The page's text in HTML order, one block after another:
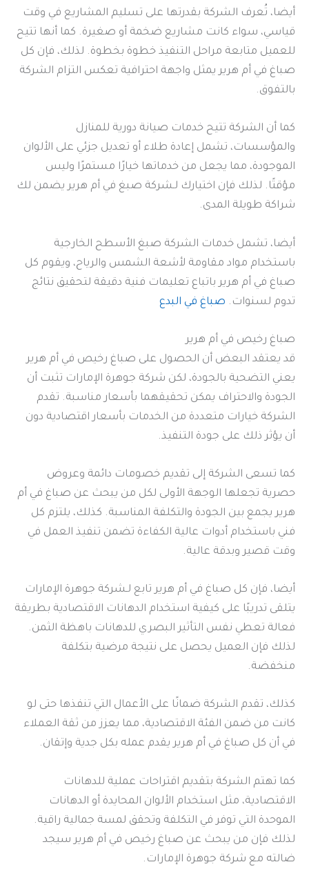
أيضا، تُعرف الشركة بقدرتها على تسليم المشاريع في وقت
قياسي، سواء كانت مشاريع ضخمة أو صغيرة. كما أنها تتيح
للعميل متابعة مراحل التنفيذ خطوة بخطوة. لذلك، فإن كل
صباغ في أم هرير يمثل واجهة احترافية تعكس التزام الشركة
بالتفوق.
كما أن الشركة تتيح خدمات صيانة دورية للمنازل
والمؤسسات، تشمل إعادة طلاء أو تعديل جزئي على الألوان
الموجودة، مما يجعل من خدماتها خيارًا مستمرًا وليس
مؤقتًا. لذلك فإن اختيارك لـشركة صبغ في أم هرير يضمن لك
شراكة طويلة المدى.
أيضا، تشمل خدمات الشركة صبغ الأسطح الخارجية
باستخدام مواد مقاومة لأشعة الشمس والرياح، ويقوم كل
صباغ في أم هرير باتباع تعليمات فنية دقيقة لتحقيق نتائج
تدوم لسنوات. صباغ في البدع
صباغ رخيص في أم هرير
قد يعتقد البعض أن الحصول على صباغ رخيص في أم هرير
يعني التضحية بالجودة، لكن شركة جوهرة الإمارات تثبت أن
الجودة والاحتراف يمكن تحقيقهما بأسعار مناسبة. تقدم
الشركة خيارات متعددة من الخدمات بأسعار اقتصادية دون
أن يؤثر ذلك على جودة التنفيذ.
كما تسعى الشركة إلى تقديم خصومات دائمة وعروض
حصرية تجعلها الوجهة الأولى لكل من يبحث عن صباغ في أم
هرير يجمع بين الجودة والتكلفة المناسبة. كذلك، يلتزم كل
فني باستخدام أدوات عالية الكفاءة تضمن تنفيذ العمل في
وقت قصير وبدقة عالية.
أيضا، فإن كل صباغ في أم هرير تابع لـشركة جوهرة الإمارات
يتلقى تدريبًا على كيفية استخدام الدهانات الاقتصادية بطريقة
فعالة تعطي نفس التأثير البصري للدهانات باهظة الثمن.
لذلك فإن العميل يحصل على نتيجة مرضية بتكلفة
منخفضة.
كذلك، تقدم الشركة ضمانًا على الأعمال التي تنفذها حتى لو
كانت من ضمن الفئة الاقتصادية، مما يعزز من ثقة العملاء
في أن كل صباغ في أم هرير يقدم عمله بكل جدية وإتقان.
كما تهتم الشركة بتقديم اقتراحات عملية للدهانات
الاقتصادية، مثل استخدام الألوان المحايدة أو الدهانات
الموحدة التي توفر في التكلفة وتحقق لمسة جمالية راقية.
لذلك فإن من يبحث عن صباغ رخيص في أم هرير سيجد
ضالته مع شركة جوهرة الإمارات.